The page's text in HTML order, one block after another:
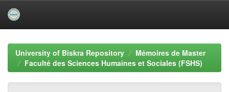
navigationUniversity of Biskra Repository
Mémoires de Master
Faculté des Sciences Humaines et Sociales (FSHS)